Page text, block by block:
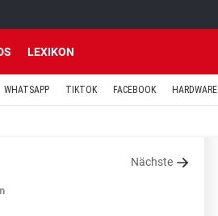
LEXIKON
WHATSAPP TIKTOK FACEBOOK HARDWARE
Nächste